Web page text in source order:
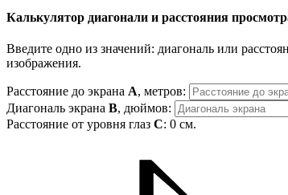
Калькулятор диагонали и расстояния
Введите одно из значений: диагональ или
изображения.
Расстояние до экрана A, метров:
Диагональ экрана B, дюймов:
Расстояние от уровня глаз C: 0 см.